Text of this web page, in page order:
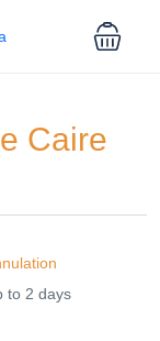
Caire
to 2 days